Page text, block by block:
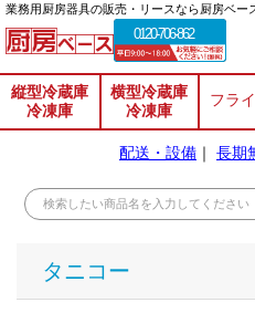
業務⽤厨房器具の販売・リースなら厨房ベー
0120-706-862
縦型冷蔵庫
冷凍庫
横型冷蔵庫
冷凍庫
フラ
配送・設備 ｜ 長期
タニコー